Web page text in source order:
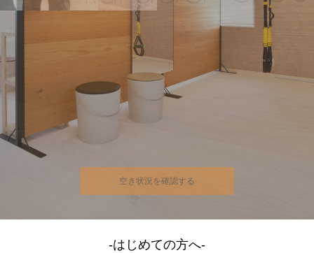
三日坊主で運動が続かない
というあなたも
「20分パーソナル」ならOK
「継続」は地味だけど最強のメソッド
空き状況を確認する
-はじめての方へ-